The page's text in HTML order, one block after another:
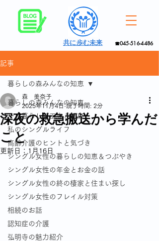
☎045-516-4486
共に歩む未来
記事
暮らしの森みんなの知恵
一人暮らしの工夫と知恵
私のシングルライフ
高齢介護のヒントと気づき
シングル女性の暮らしの知恵＆つぶやき
シングル女性の年金とお金の話
シングル女性の終の棲家と住まい探し
シングル女性のフレイル対策
相続のお話
認知症の介護
弘明寺の魅力紹介
暮らしの森みんなの知恵
深夜の救急搬送から学んだ
こと
森 美奈子
2025年11月4日 読了時間: 2分
更新日： 1月16日